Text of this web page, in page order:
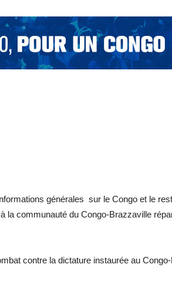
générales sur le Congo et le
communauté du Congo-Brazzaville
contre la dictature instaurée au